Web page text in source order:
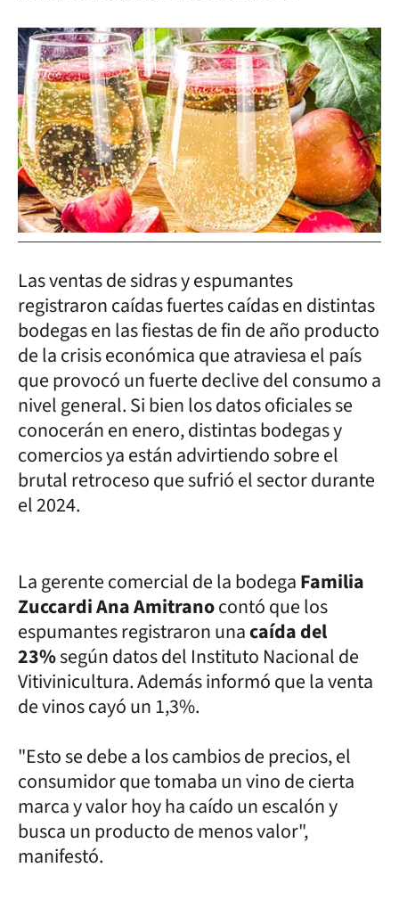
Las ventas de sidras y espumantes
registraron caídas fuertes caídas en distintas
bodegas en las fiestas de fin de año producto
de la crisis económica que atraviesa el país
que provocó un fuerte declive del consumo a
nivel general. Si bien los datos oficiales se
conocerán en enero, distintas bodegas y
comercios ya están advirtiendo sobre el
brutal retroceso que sufrió el sector durante
el 2024.
La gerente comercial de la bodegaFamilia
Zuccardi Ana Amitranocontó que los
espumantes registraron unacaída del
23%según datos del Instituto Nacional de
Vitivinicultura. Además informó que la venta
de vinos cayó un 1,3%.
"Esto se debe a los cambios de precios, el
consumidor que tomaba un vino de cierta
marca y valor hoy ha caído un escalón y
busca un producto de menos valor",
manifestó.